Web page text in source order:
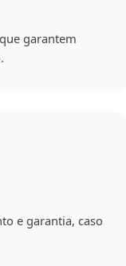
garantem
e garantia, caso